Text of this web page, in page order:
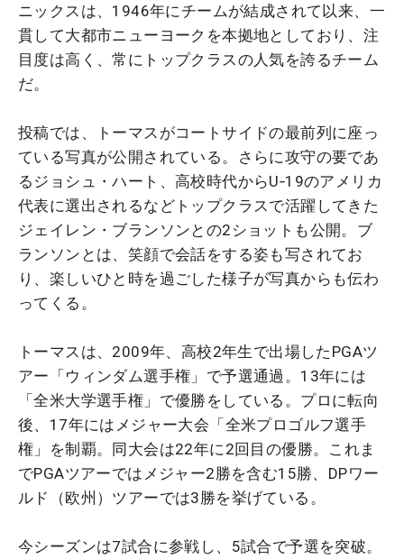
ニックスは、1946年にチームが結成されて以来、一
貫して大都市ニューヨークを本拠地としており、注
目度は高く、常にトップクラスの人気を誇るチーム
だ。
投稿では、トーマスがコートサイドの最前列に座っ
ている写真が公開されている。さらに攻守の要であ
るジョシュ・ハート、高校時代からU‐19のアメリカ
代表に選出されるなどトップクラスで活躍してきた
ジェイレン・ブランソンとの2ショットも公開。ブ
ランソンとは、笑顔で会話をする姿も写されてお
り、楽しいひと時を過ごした様子が写真からも伝わ
ってくる。
トーマスは、2009年、高校2年生で出場したPGAツ
アー「ウィンダム選手権」で予選通過。13年には
「全米大学選手権」で優勝をしている。プロに転向
後、17年にはメジャー大会「全米プロゴルフ選手
権」を制覇。同大会は22年に2回目の優勝。これま
でPGAツアーではメジャー2勝を含む15勝、DPワー
ルド（欧州）ツアーでは3勝を挙げている。
今シーズンは7試合に参戦し、5試合で予選を突破。